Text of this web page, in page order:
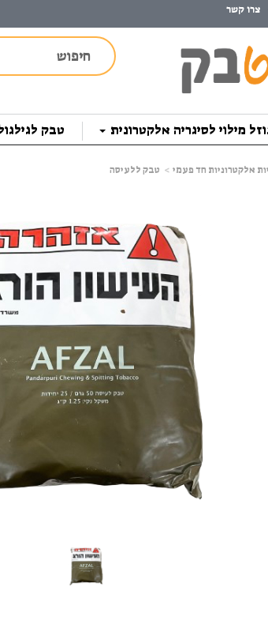
מילוי לסיגריה אלקטרונית טבק
צרו קשר
אלקטרוניות חד פעמי טבק ללעיסה